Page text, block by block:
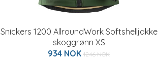
Snickers 1200 AllroundWork Softshelljakke
skoggrønn XS
934 NOK 1246 NOK